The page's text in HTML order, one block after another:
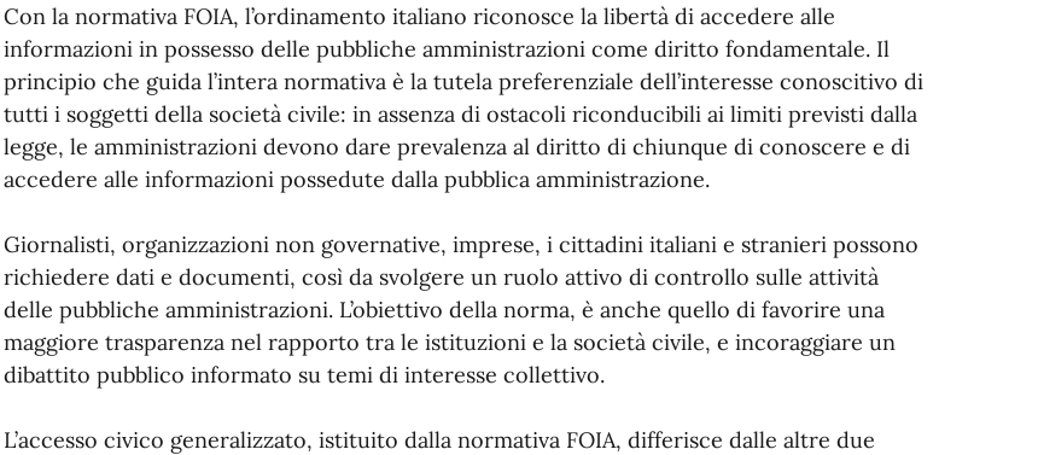
Con la normativa FOIA, l’ordinamento italiano riconosce la libertà di accedere alle
informazioni in possesso delle pubbliche amministrazioni come diritto fondamentale. Il
principio che guida l’intera normativa è la tutela preferenziale dell’interesse conoscitivo di
tutti i soggetti della società civile: in assenza di ostacoli riconducibili ai limiti previsti dalla
legge, le amministrazioni devono dare prevalenza al diritto di chiunque di conoscere e di
accedere alle informazioni possedute dalla pubblica amministrazione.
Giornalisti, organizzazioni non governative, imprese, i cittadini italiani e stranieri possono
richiedere dati e documenti, così da svolgere un ruolo attivo di controllo sulle attività
delle pubbliche amministrazioni. L’obiettivo della norma, è anche quello di favorire una
maggiore trasparenza nel rapporto tra le istituzioni e la società civile, e incoraggiare un
dibattito pubblico informato su temi di interesse collettivo.
L’accesso civico generalizzato, istituito dalla normativa FOIA, differisce dalle altre due